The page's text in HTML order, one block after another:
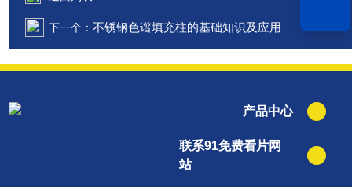
下一个： 不锈钢色谱填充柱的基础知识及应用
产品中心
联系91免费看片网
站